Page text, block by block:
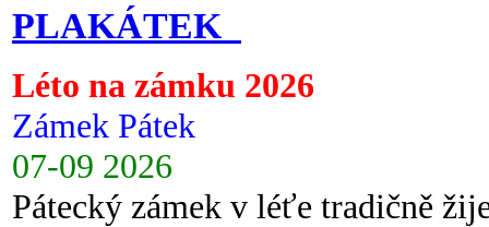
PLAKÁTEK
Léto na zámku 2026
Zámek Pátek
07-09 2026
Pátecký zámek v léťe tradičně